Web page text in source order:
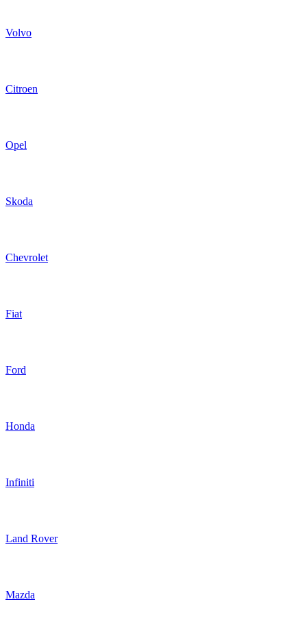
Volvo
Citroen
Opel
Skoda
Chevrolet
Fiat
Ford
Honda
Infiniti
Land Rover
Mazda